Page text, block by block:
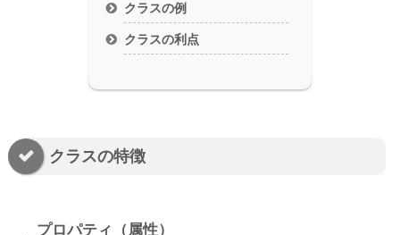
クラスの例
クラスの利点
クラスの特徴
プロパティ（属性）